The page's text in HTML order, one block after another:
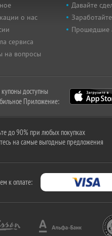
о нас
сервиса
на вопросы
Давайте
Прошедшие
доступны
Приложение:
до 90% при любых покупках
на самые выгодные предложения
к оплате: